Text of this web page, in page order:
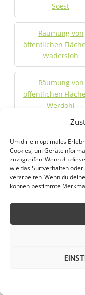
Um dir ein optimales
Cookies, um
zuzugreifen. Wenn du
wie das Surfverhalten
verarbeiten. Wenn du
können bestimmte
Soest
Räumung von
öffentlichen
Wadersloh
Räumung von
öffentlichen
Werdohl
öffentlichen
Wickede
Räumung von
Wünnenberg
Jetzt